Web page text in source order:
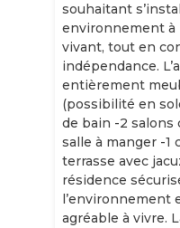
souhaitant
environnement à
vivant, tout en
indépendance.
entièrement
(possibilité en
de bain -2 salons
salle à manger -1
terrasse avec
résidence
l’environnement
agréable à vivre.